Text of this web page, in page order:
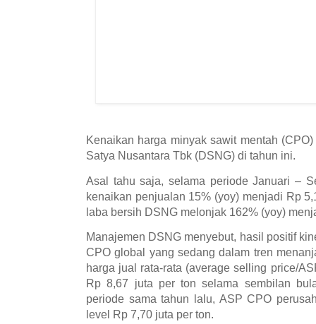
Kenaikan harga minyak sawit mentah
Satya Nusantara Tbk (DSNG) di tahun ini.
Asal tahu saja, selama periode Januari –
kenaikan penjualan 15% (yoy) menjadi Rp
laba bersih DSNG melonjak 162% (yoy)
Manajemen DSNG menyebut, hasil positif
CPO global yang sedang dalam tren
harga jual rata-rata (average selling price/
Rp 8,67 juta per ton selama sembilan
periode sama tahun lalu, ASP CPO
level Rp 7,70 juta per ton.